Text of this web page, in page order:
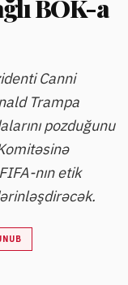
BOK-a
Canni
Trampa
pozduğunu
nın etik